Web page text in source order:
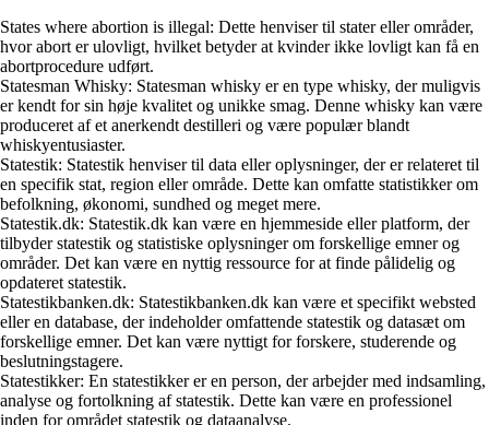
States where abortion is illegal: Dette henviser til stater eller områder,
hvor abort er ulovligt, hvilket betyder at kvinder ikke lovligt kan få en
abortprocedure udført.
Statesman Whisky: Statesman whisky er en type whisky, der muligvis
er kendt for sin høje kvalitet og unikke smag. Denne whisky kan være
produceret af et anerkendt destilleri og være populær blandt
whiskyentusiaster.
Statestik: Statestik henviser til data eller oplysninger, der er relateret til
en specifik stat, region eller område. Dette kan omfatte statistikker om
befolkning, økonomi, sundhed og meget mere.
Statestik.dk: Statestik.dk kan være en hjemmeside eller platform, der
tilbyder statestik og statistiske oplysninger om forskellige emner og
områder. Det kan være en nyttig ressource for at finde pålidelig og
opdateret statestik.
Statestikbanken.dk: Statestikbanken.dk kan være et specifikt websted
eller en database, der indeholder omfattende statestik og datasæt om
forskellige emner. Det kan være nyttigt for forskere, studerende og
beslutningstagere.
Statestikker: En statestikker er en person, der arbejder med indsamling,
analyse og fortolkning af statestik. Dette kan være en professionel
inden for området statestik og dataanalyse.